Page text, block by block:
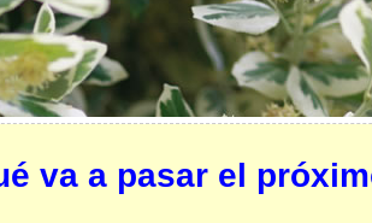
va a pasar el